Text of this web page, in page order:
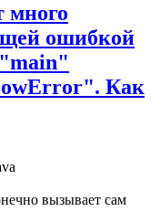
много
ошибкой
Как
вызывает сам